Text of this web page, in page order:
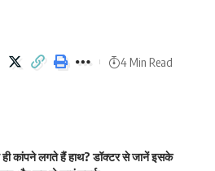
4 Min Read
कांपने लगते हैं हाथ? डॉक्टर से जानें इसके